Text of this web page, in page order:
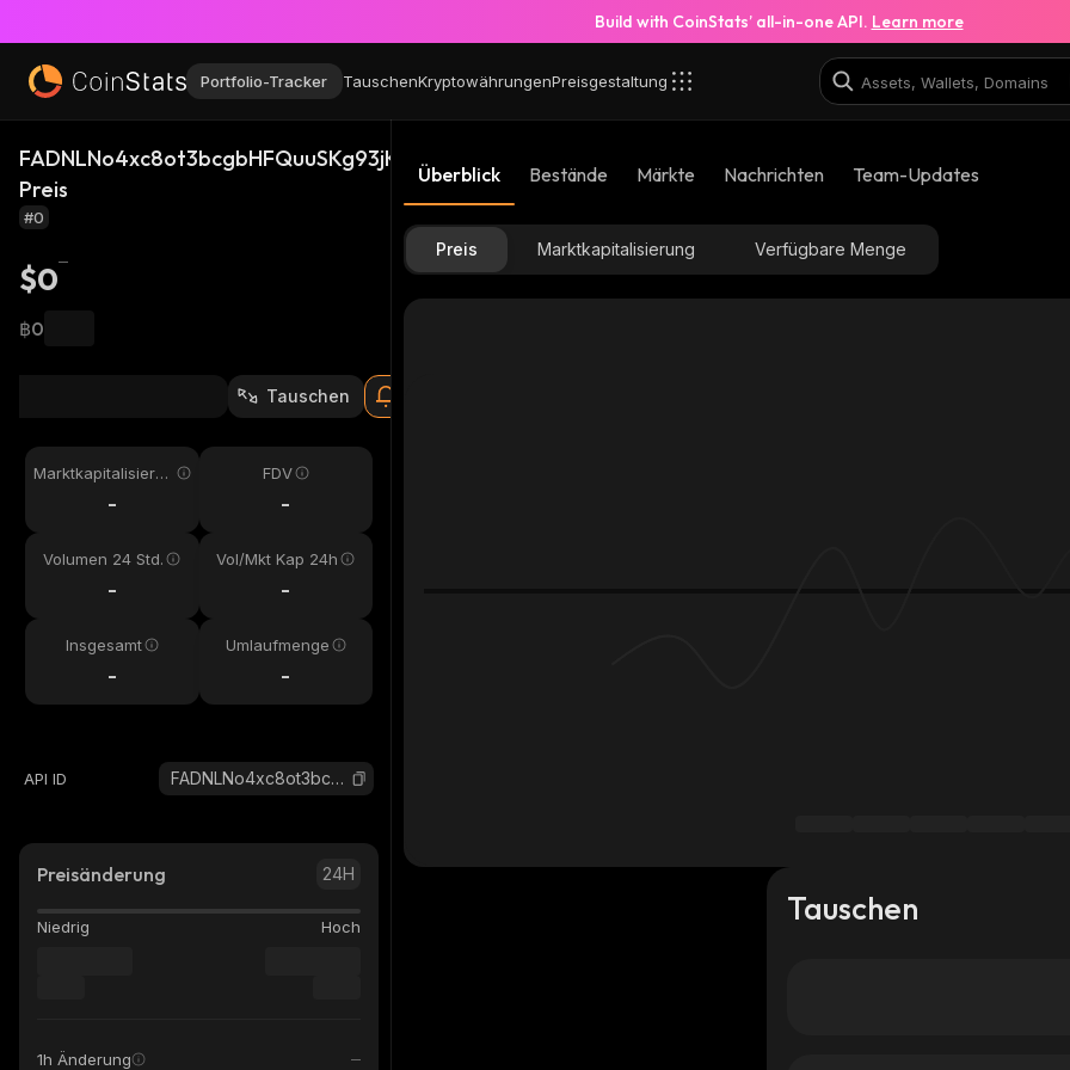
Build with CoinStats’ all-in-one API. Learn more
Portfolio-Tracker TauschenKryptowährungenPreisgestaltung
FADNLNo4xc8ot3bcgbHFQuuSKg93jKfpR8pcCR76pump_solana
Preis
#0
$0
฿0
Tauschen
Marktkapitalisieru
-
FDV
-
Volumen 24 Std.
-
Vol/Mkt Kap 24h
-
Insgesamt
-
Umlaufmenge
-
API ID FADNLNo4xc8ot3bcgbHFQuuSKg93jKfpR8pcCR76pump_solana
Preisänderung 24H
Niedrig Hoch
1h Änderung
Überblick Bestände Märkte Nachrichten Team-Updates
Preis Marktkapitalisierung Verfügbare Menge
Tauschen